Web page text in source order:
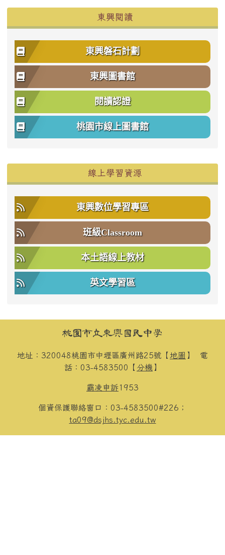
東興閱讀
東興磐石計劃
東興圖書館
閱讀認證
桃園市線上圖書館
線上學習資源
東興數位學習專區
班級Classroom
本土語線上教材
英文學習區
頁尾區域內容桃園市立東興國民中學
地址：320048桃園市中壢區廣州路25號【 地圖 】 電
話：03-4583500【 分機 】
霸凌申訴1953
個資保護聯絡窗口：03-4583500#226；
ta09@dsjhs.tyc.edu.tw